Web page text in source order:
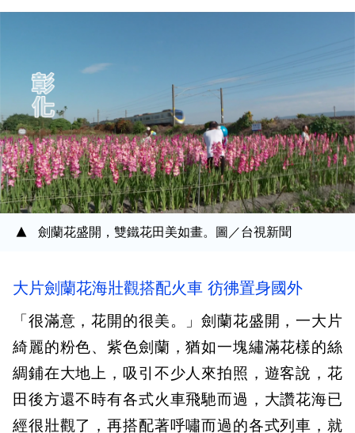
劍蘭花盛開，雙鐵花田美如畫。圖／台視新聞
大片劍蘭花海壯觀搭配火車 彷彿置身國外
「很滿意，花開的很美。」劍蘭花盛開，一大片
綺麗的粉色、紫色劍蘭，猶如一塊繡滿花樣的絲
綢鋪在大地上，吸引不少人來拍照，遊客說，花
田後方還不時有各式火車飛馳而過，大讚花海已
經很壯觀了，再搭配著呼嘯而過的各式列車，就